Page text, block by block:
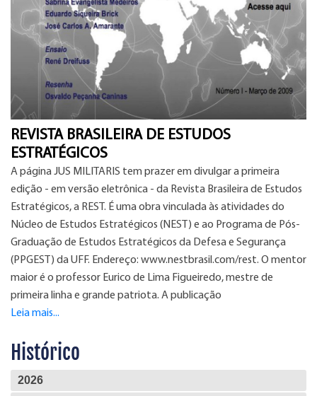
REVISTA BRASILEIRA DE ESTUDOS
ESTRATÉGICOS
A página JUS MILITARIS tem prazer em divulgar a primeira
edição - em versão eletrônica - da Revista Brasileira de Estudos
Estratégicos, a REST. É uma obra vinculada às atividades do
Núcleo de Estudos Estratégicos (NEST) e ao Programa de Pós-
Graduação de Estudos Estratégicos da Defesa e Segurança
(PPGEST) da UFF. Endereço: www.nestbrasil.com/rest. O mentor
maior é o professor Eurico de Lima Figueiredo, mestre de
primeira linha e grande patriota. A publicação
Leia mais...
Histórico
2026